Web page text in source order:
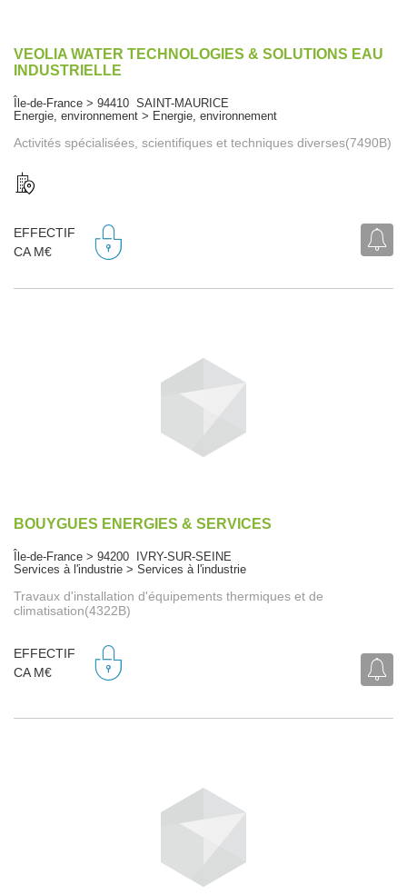
VEOLIA WATER TECHNOLOGIES & SOLUTIONS EAU
INDUSTRIELLE
Île-de-France > 94410 SAINT-MAURICE
Energie, environnement > Energie, environnement
Activités spécialisées, scientifiques et techniques diverses(7490B)
EFFECTIF
CA M€
BOUYGUES ENERGIES & SERVICES
Île-de-France > 94200 IVRY-SUR-SEINE
Services à l'industrie > Services à l'industrie
Travaux d'installation d'équipements thermiques et de
climatisation(4322B)
EFFECTIF
CA M€